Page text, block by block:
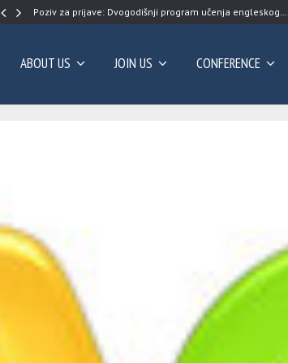
Poziv za prijave: Dvogodišnji program učenja engleskog…
ABOUT US JOIN US CONFERENCE